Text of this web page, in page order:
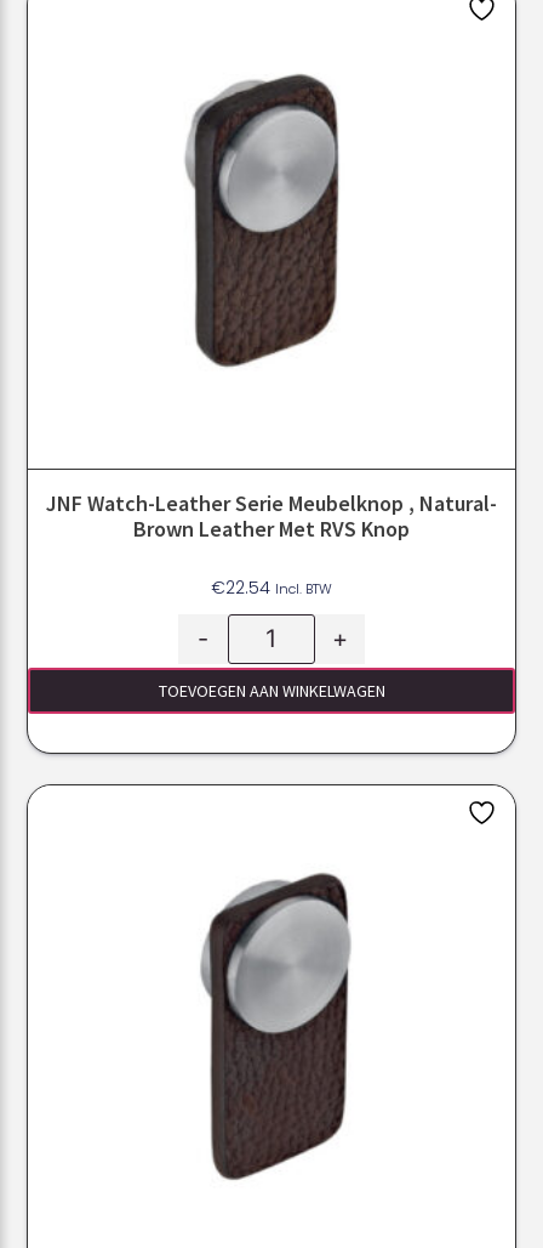
JNF Watch-Leather Serie Meubelknop , Natural-
Brown Leather Met RVS Knop
€22.54 Incl. BTW
- +
TOEVOEGEN AAN WINKELWAGEN